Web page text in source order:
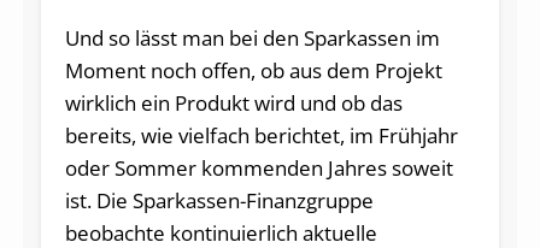
Und so lässt man bei den Sparkassen im
Moment noch offen, ob aus dem Projekt
wirklich ein Produkt wird und ob das
bereits, wie vielfach berichtet, im Frühjahr
oder Sommer kommenden Jahres soweit
ist. Die Sparkassen-Finanzgruppe
beobachte kontinuierlich aktuelle